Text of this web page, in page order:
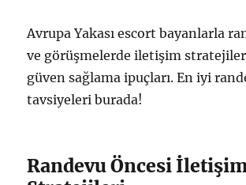
Avrupa Yakası escort bayanlarla
ve görüşmelerde iletişim
güven sağlama ipuçları. En iyi
tavsiyeleri burada!
Randevu Öncesi